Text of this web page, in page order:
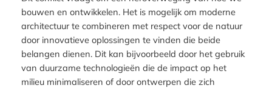
bouwen en ontwikkelen. Het is mogelijk om moderne
architectuur te combineren met respect voor de natuur
door innovatieve oplossingen te vinden die beide
belangen dienen. Dit kan bijvoorbeeld door het gebruik
van duurzame technologieën die de impact op het
milieu minimaliseren of door ontwerpen die zich